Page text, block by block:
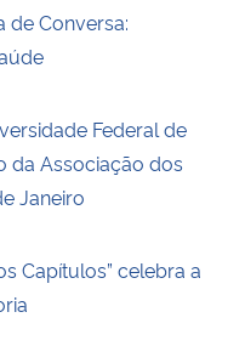
de Conversa:
Federal de
da Associação dos
Janeiro
Capítulos” celebra a